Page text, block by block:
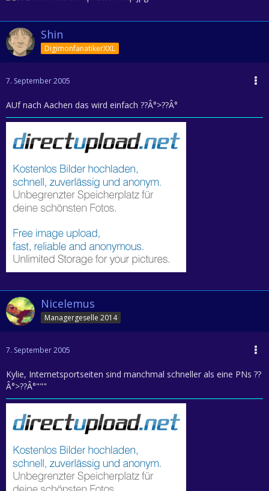
Shin
DigimonfanatikerXXL
7. September 2005
AUf nach Aachen das wird einfach ??Â°>??Â°
Nicelemus
Managergeselle 2014
7. September 2005
Kylie, Internetsportseiten sind manchmal schneller als eine PNs ??
Â°>??Â°"""